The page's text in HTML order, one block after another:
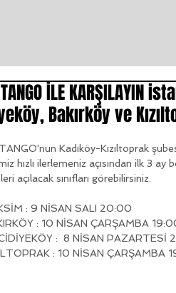
İLE KARŞILAYIN
Bakırköy ve
Kadıköy-Kızıltoprak
hızlı ilerlemeniz açısından ilk 3
açılacak sınıfları görebilirsiniz.
: 9 NİSAN SALI 20:00
: 10 NİSAN ÇARŞAMBA
:  8 NİSAN PAZARTESİ
: 10 NİSAN ÇARŞAMBA